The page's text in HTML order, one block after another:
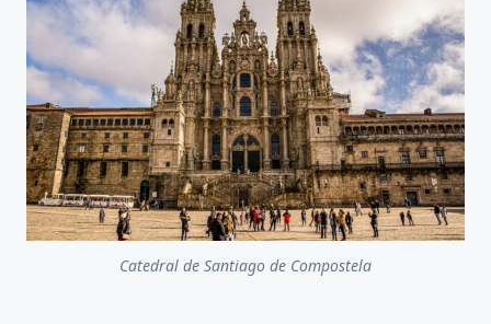
Catedral de Santiago de Compostela